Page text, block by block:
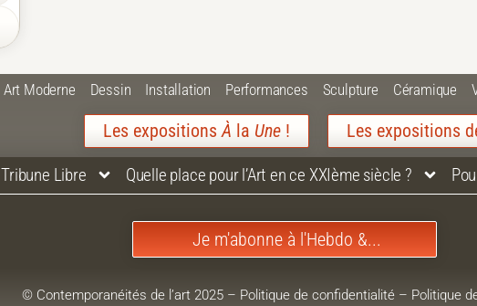
Art Moderne Dessin Installation Performances Sculpture Céramique
Les expositions À la Une ! Les expositions
Tribune Libre Quelle place pour l’Art en ce XXIème siècle ?
Je m'abonne à l'Hebdo &...
© Contemporanéités de l’art 2025 – Politique de confidentialité – Politique